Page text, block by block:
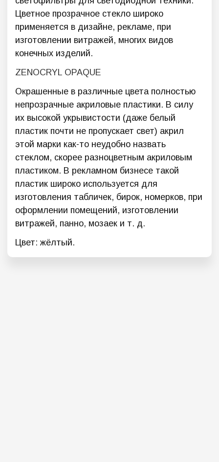
Цветное прозрачное стекло широко
применяется в дизайне, рекламе, при
изготовлении витражей, многих видов
конечных изделий.
ZENOCRYL OPAQUE
Окрашенные в различные цвета полностью
непрозрачные акриловые пластики. В силу
их высокой укрывистости (даже белый
пластик почти не пропускает свет) акрил
этой марки как-то неудобно назвать
стеклом, скорее разноцветным акриловым
пластиком. В рекламном бизнесе такой
пластик широко используется для
изготовления табличек, бирок, номерков, при
оформлении помещений, изготовлении
витражей, панно, мозаек и т. д.
Цвет: жёлтый.